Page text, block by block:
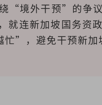
“境外干预”的争
就连新加坡国务资
”，避免干预新加